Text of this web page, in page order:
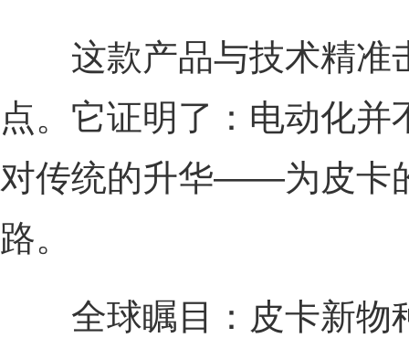
这款产品与技术精准
点。它证明了：电动化
对传统的升华——为皮卡
路。
全球瞩目：皮卡新物